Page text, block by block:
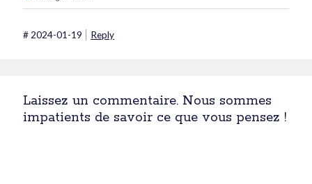
# 2024-01-19 Reply
Laissez un commentaire. Nous sommes
impatients de savoir ce que vous pensez !